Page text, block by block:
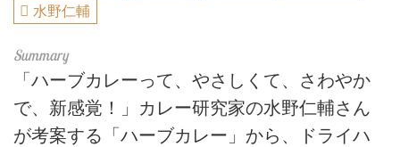
水野仁輔
「ハーブカレーって、やさしくて、さわやか
で、新感覚！」カレー研究家の水野仁輔さん
が考案する「ハーブカレー」から、ドライハ